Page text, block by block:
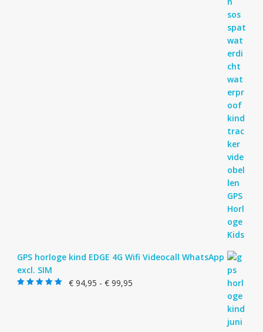
GPS horloge kind EDGE 4G Wifi Videocall WhatsApp
excl. SIM
€94,95 - €99,95Prijsklasse: